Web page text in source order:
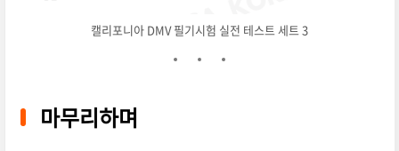
캘리포니아 DMV 필기시험 실전 테스트 세트 3
마무리하며